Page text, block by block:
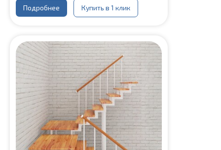
Подробнее Купить в 1 клик